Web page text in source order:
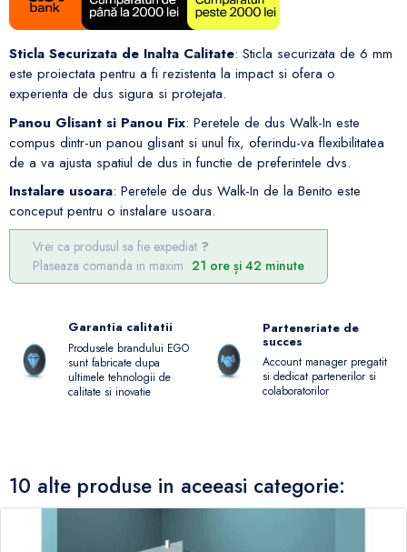
Sticla Securizata de Inalta Calitate: Sticla securizata de 6 mm
este proiectata pentru a fi rezistenta la impact si ofera o
experienta de dus sigura si protejata.
Panou Glisant si Panou Fix: Peretele de dus Walk-In este
compus dintr-un panou glisant si unul fix, oferindu-va flexibilitatea
de a va ajusta spatiul de dus in functie de preferintele dvs.
Instalare usoara: Peretele de dus Walk-In de la Benito este
conceput pentru o instalare usoara.
Vrei ca produsul sa fie expediat
Plaseaza comanda in maxim 21 ore și 42 minute
Garantia calitatii
Produsele brandului EGO
sunt fabricate dupa
ultimele tehnologii de
calitate si inovatie
Parteneriate de
succes
Account manager pregatit
si dedicat partenerilor si
colaboratorilor
10 alte produse in aceeasi categorie: